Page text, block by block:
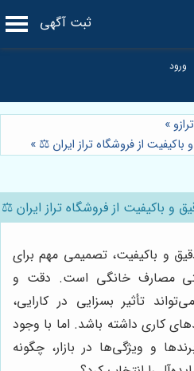
ثبت آگهی
ترازو »
از فروشگاه تراز ایران ⚖️ »
و باکیفیت از فروشگاه تراز ایران ⚖️
و باکیفیت، تصمیمی مهم برای
مصارف خانگی است. دقت و
تأثیر بسزایی در کارایی،
کاری داشته باشد. اما با وجود
و ویژگی‌ها در بازار، چگونه